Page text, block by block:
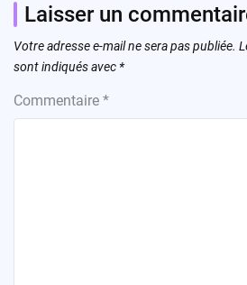
Laisser un
Votre adresse e-mail ne sera pas publiée.
sont indiqués avec *
Commentaire *